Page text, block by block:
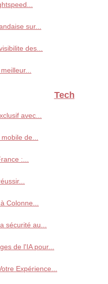
sur...
des...
Tech
avec...
de...
:...
Colonne...
sécurité au...
de l'IA pour...
Expérience...